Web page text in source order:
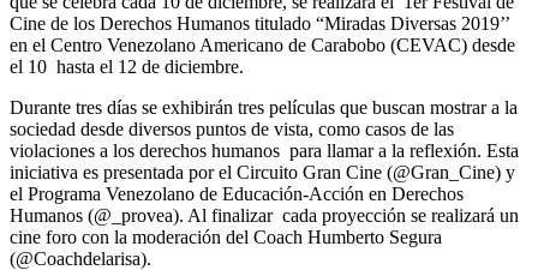
Cine de los Derechos Humanos titulado “Miradas Diversas 2019’’
en el Centro Venezolano Americano de Carabobo (CEVAC) desde
el 10 hasta el 12 de diciembre.
Durante tres días se exhibirán tres películas que buscan mostrar a la
sociedad desde diversos puntos de vista, como casos de las
violaciones a los derechos humanos para llamar a la reflexión. Esta
iniciativa es presentada por el Circuito Gran Cine (@Gran_Cine) y
el Programa Venezolano de Educación-Acción en Derechos
Humanos (@_provea). Al finalizar cada proyección se realizará un
cine foro con la moderación del Coach Humberto Segura
(@Coachdelarisa).